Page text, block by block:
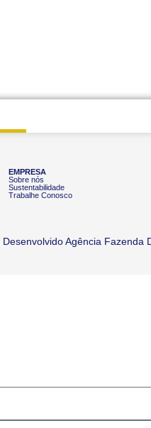
EMPRESA
Sobre nós
Sustentabilidade
Trabalhe Conosco
Agência Fazenda